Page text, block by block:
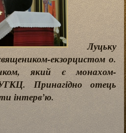
Луцьку
екзорцистом о.
який є монахом-
Принагідно отець
інтерв’ю.